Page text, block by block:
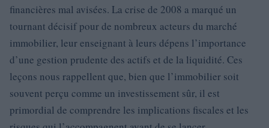
financières mal avisées. La crise de 2008 a marqué un
tournant décisif pour de nombreux acteurs du marché
immobilier, leur enseignant à leurs dépens l’importance
d’une gestion prudente des actifs et de la liquidité. Ces
leçons nous rappellent que, bien que l’immobilier soit
souvent perçu comme un investissement sûr, il est
primordial de comprendre les implications fiscales et les